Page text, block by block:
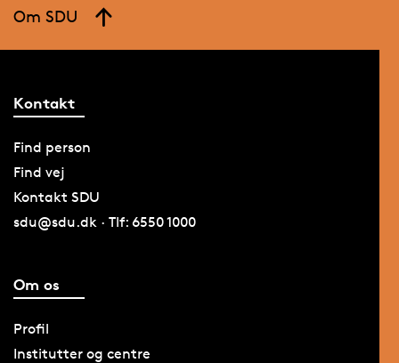
Om SDU
Kontakt
Find person
Find vej
Kontakt SDU
sdu@sdu.dk · Tlf: 6550 1000
Om os
Profil
Institutter og centre